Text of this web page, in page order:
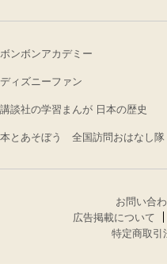
ボンボンアカデミー
ディズニーファン
講談社の学習まんが 日本の歴史
本とあそぼう 全国訪問おはなし隊
お問い合
広告掲載について
特定商取引